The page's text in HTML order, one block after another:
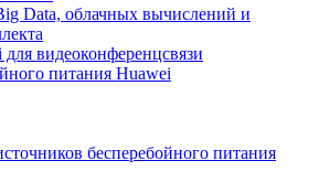
Data, облачных вычислений и
видеоконференцсвязи
питания Huawei
бесперебойного питания